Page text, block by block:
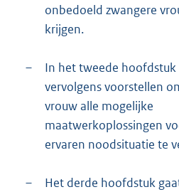
onbedoeld zwangere
krijgen.
–
In het tweede
vervolgens voorstellen
vrouw alle mogelijke
maatwerkoplossingen
ervaren noodsituatie te
–
Het derde hoofdstuk